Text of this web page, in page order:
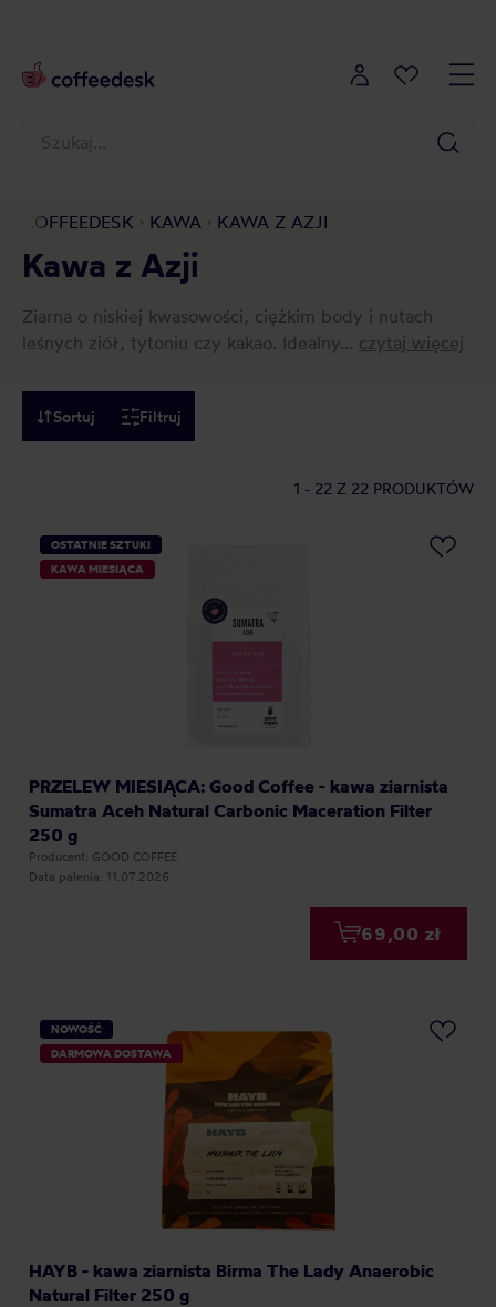
COFFEEDESK KAWA KAWA Z AZJI
Kawa z Azji
Ziarna o niskiej kwasowości, ciężkim body i nutach
leśnych ziół, tytoniu czy kakao. Idealny... czytaj więcej
Sortuj Filtruj
1 - 22 Z 22 PRODUKTÓW
OSTATNIE SZTUKI
KAWA MIESIĄCA
PRZELEW MIESIĄCA: Good Coffee - kawa ziarnista
Sumatra Aceh Natural Carbonic Maceration Filter
250 g
Producent: GOOD COFFEE
Data palenia: 11.07.2026
69,00 zł
NOWOŚĆ
DARMOWA DOSTAWA
HAYB - kawa ziarnista Birma The Lady Anaerobic
Natural Filter 250 g